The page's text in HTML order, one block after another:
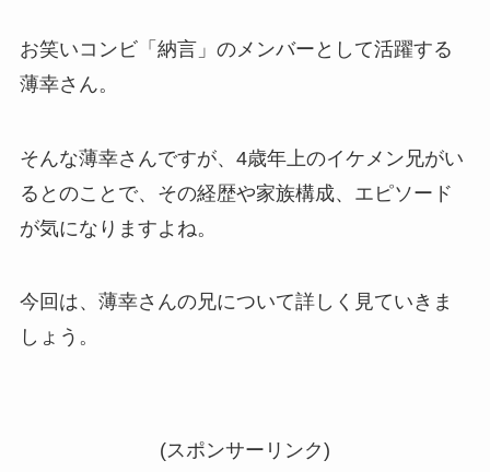
お笑いコンビ「納言」のメンバーとして活躍する
薄幸さん。
そんな薄幸さんですが、4歳年上のイケメン兄がい
るとのことで、その経歴や家族構成、エピソード
が気になりますよね。
今回は、薄幸さんの兄について詳しく見ていきま
しょう。
(スポンサーリンク)